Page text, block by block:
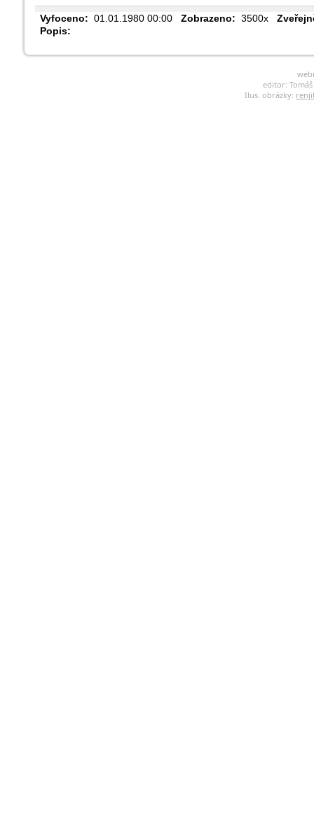
Vyfoceno: 01.01.1980 00:00 Zobrazeno: 3500x
Popis:
editor:
Ilus. obrázky: